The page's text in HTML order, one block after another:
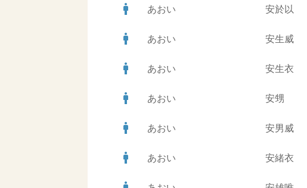
man あおい 安於以
man あおい 安生威
man あおい 安生衣
man あおい 安甥
man あおい 安男威
man あおい 安緒衣